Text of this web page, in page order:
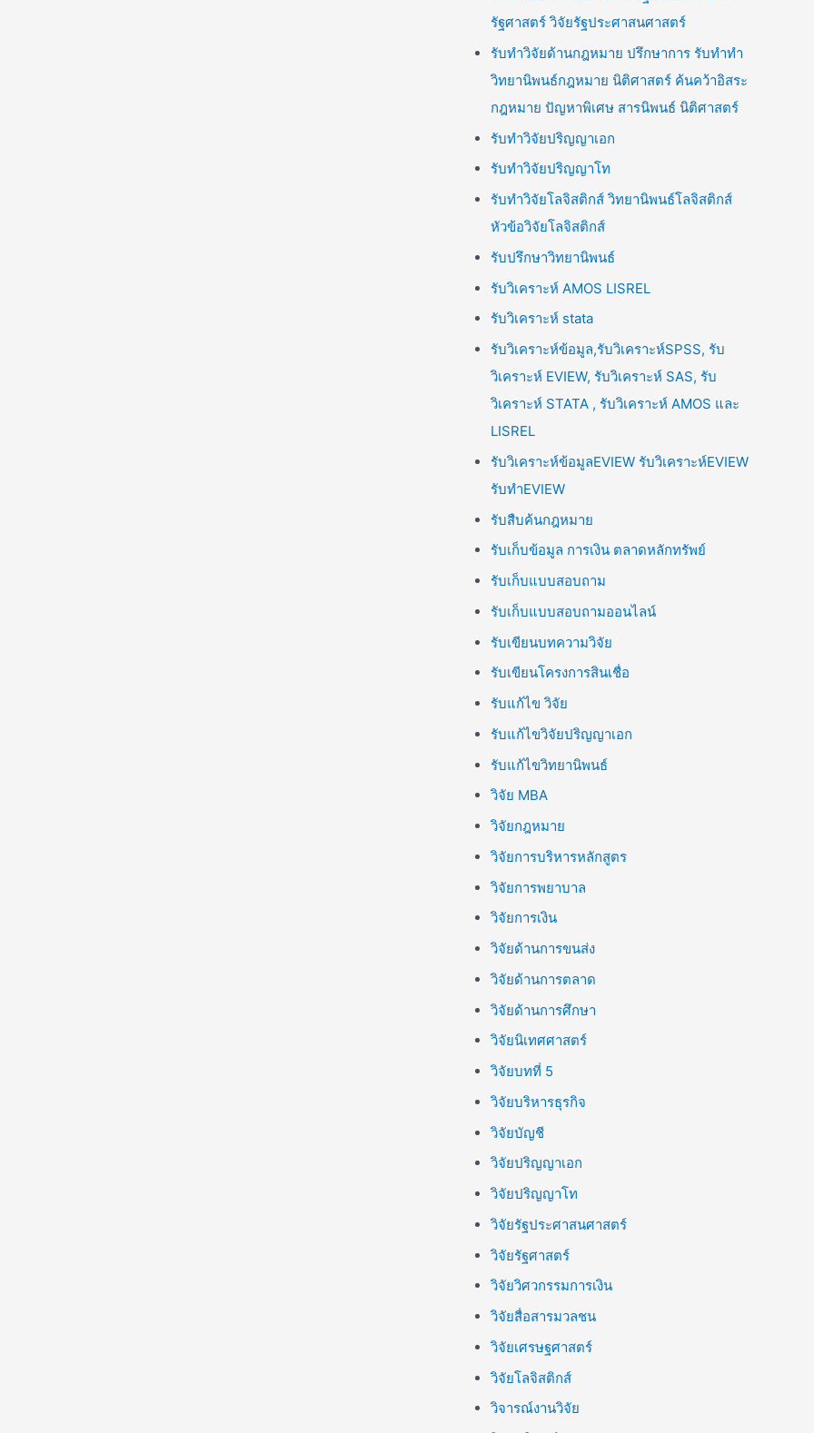
รัฐศาสตร์ วิจัยรัฐประศาสนศาสตร์
รับทำวิจัยด้านกฎหมาย ปรึกษาการ รับทำทำ
วิทยานิพนธ์กฎหมาย นิติศาสตร์ ค้นคว้าอิสระ
กฎหมาย ปัญหาพิเศษ สารนิพนธ์ นิติศาสตร์
รับทำวิจัยปริญญาเอก
รับทำวิจัยปริญญาโท
รับทำวิจัยโลจิสติกส์ วิทยานิพนธ์โลจิสติกส์
หัวข้อวิจัยโลจิสติกส์
รับปรึกษาวิทยานิพนธ์
รับวิเคราะห์ AMOS LISREL
รับวิเคราะห์ stata
รับวิเคราะห์ข้อมูล,รับวิเคราะห์SPSS, รับ
วิเคราะห์ EVIEW, รับวิเคราะห์ SAS, รับ
วิเคราะห์ STATA , รับวิเคราะห์ AMOS และ
LISREL
รับวิเคราะห์ข้อมูลEVIEW รับวิเคราะห์EVIEW
รับทำEVIEW
รับสืบค้นกฎหมาย
รับเก็บข้อมูล การเงิน ตลาดหลักทรัพย์
รับเก็บแบบสอบถาม
รับเก็บแบบสอบถามออนไลน์
รับเขียนบทความวิจัย
รับเขียนโครงการสินเชื่อ
รับแก้ไข วิจัย
รับแก้ไขวิจัยปริญญาเอก
รับแก้ไขวิทยานิพนธ์
วิจัย MBA
วิจัยกฎหมาย
วิจัยการบริหารหลักสูตร
วิจัยการพยาบาล
วิจัยการเงิน
วิจัยด้านการขนส่ง
วิจัยด้านการตลาด
วิจัยด้านการศึกษา
วิจัยนิเทศศาสตร์
วิจัยบทที่ 5
วิจัยบริหารธุรกิจ
วิจัยบัญชี
วิจัยปริญญาเอก
วิจัยปริญญาโท
วิจัยรัฐประศาสนศาสตร์
วิจัยรัฐศาสตร์
วิจัยวิศวกรรมการเงิน
วิจัยสื่อสารมวลชน
วิจัยเศรษฐศาสตร์
วิจัยโลจิสติกส์
วิจารณ์งานวิจัย